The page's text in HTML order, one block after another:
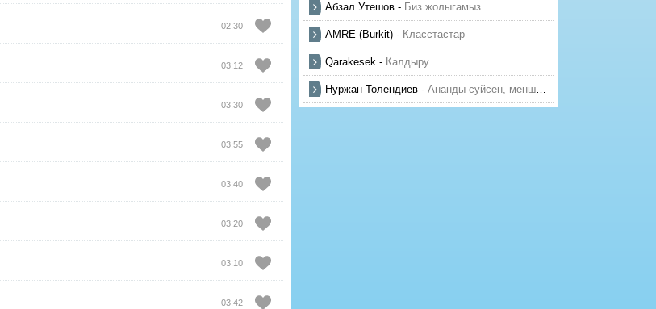
02:30
03:12
03:30
03:55
03:40
03:20
03:10
03:42
Абзал Утешов - Биз жолыгамыз
AMRE (Burkit) - Класстастар
Qarakesek - Калдыру
Нуржан Толендиев - Ананды суйсен, менше суй